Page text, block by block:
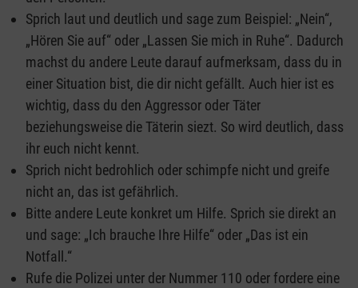
Sprich laut und deutlich und sage zum Beispiel: „Nein“,
„Hören Sie auf“ oder „Lassen Sie mich in Ruhe“. Dadurch
machst du andere Leute darauf aufmerksam, dass du in
einer Situation bist, die dir nicht gefällt. Auch hier ist es
wichtig, dass du den Aggressor oder Täter
beziehungsweise die Täterin siezt. So wird deutlich, dass
ihr euch nicht kennt.
Sprich nicht bedrohlich oder schimpfe nicht und greife
nicht an, das ist gefährlich.
Bitte andere Leute konkret um Hilfe. Sprich sie direkt an
und sage: „Ich brauche Ihre Hilfe“ oder „Das ist ein
Notfall.“
Rufe die Polizei unter der Nummer 110 oder fordere eine